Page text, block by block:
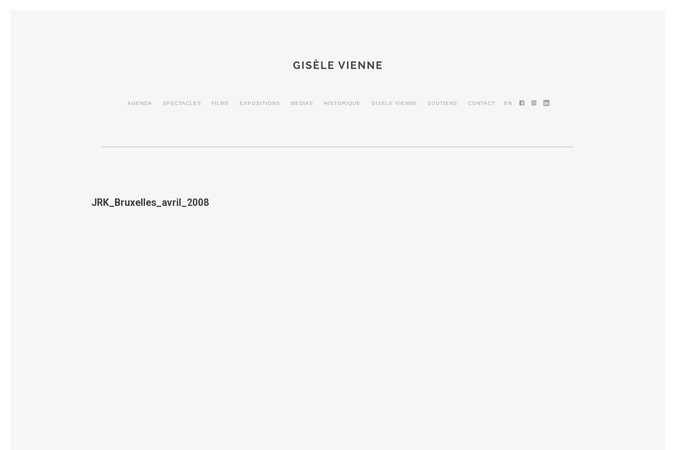
AGENDA SPECTACLES FILMS EXPOSITIONS MEDIAS HISTORIQUE GISELE VIENNE SOUTIENS CONTACT EN
JRK_Bruxelles_avril_2008